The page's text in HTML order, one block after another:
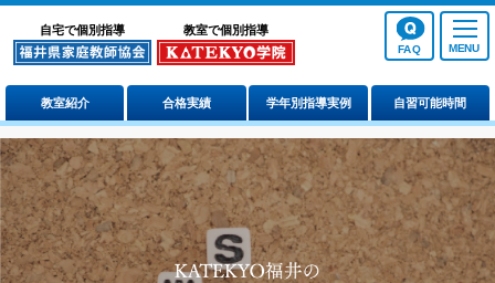
自宅で個別指導 教室で個別指導
学年別指導実例
教室紹介 合格実績 自習可能時間
FAQ